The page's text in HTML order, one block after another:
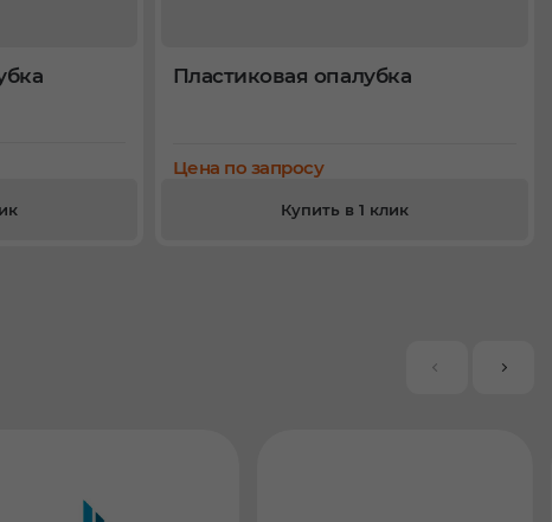
Пластиковая опалубка
Цена по запросу
Купить в 1 клик